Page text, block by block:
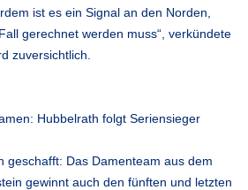
ist es ein Signal an den Norden,
gerechnet werden muss“, verkündete
zuversichtlich.
Hubbelrath folgt Seriensieger
geschafft: Das Damenteam aus dem
gewinnt auch den fünften und letzten